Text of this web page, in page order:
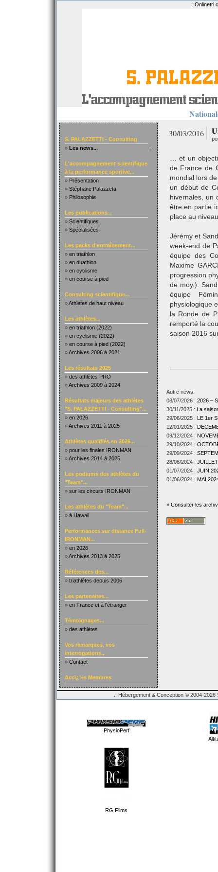
.:
S. PALAZZETTI - Consulting
» Les news...
L'accompagnement scientifique
à la performance sportive...
» Présentation
» Stéphane Palazzetti
» Philosophie
Les publications...
» Scientifiques
» Spécialisées
Les packs d'entraînement...
» en triathlon
» en duathlon
» en cyclisme
» en course à pied
Consulting scientifique...
»Athlètes de haut niveau
Les athlètes...
» en triathlon (2022)
» en cyclisme (2022)
» en course à pied (2022)
»Archives 2006 à 2021
Les résultats 2025
» des athlètes PRO
»Archives 2009 à 2024
Résultats majeurs des athlètes
"S. PALAZZETTI - Consulting"...
» en 2026
»Archives 2011 à 2025
Athlètes qualifiés en 2026...
» pour les finales IRONMAN
»Archives 2014 à 2025
Les podiums des athlètes du
"Team"...
» sur les circuits IRONMAN
Les athlètes du "Team"...
» à Hawaii
Performances sur distance Full-
IRONMAN...
» en 2026
»Archives 2013 à 2025
Références des...
» triathlètes depuis 2006
Les partenaires...
» en France et à l'étranger
Témoignages...
» des athlètes
Vos remarques, vos
interrogations...
» Contact
Accï¿½s Membres
30/03/2016
… et un
de France de
mondial lors
un début de
hivernales, un
être en partie
place au
Jérémy et
week-end de
équipe des
Maxime
progression
de moy.).
équipe
physiologique
la Ronde de
remporté la
saison 2016
Autre news:
08/07/2026 : 2026 –
30/11/2025 : La
29/06/2025 : LE 1er
12/01/2025 :
09/12/2024 :
29/10/2024 :
29/09/2024 :
28/08/2024 :
01/07/2024 : JUIN
01/06/2024 : MAI
» Consulter les
.: Hébergement & Conception © 2004-
PhysioPerf
RG Films